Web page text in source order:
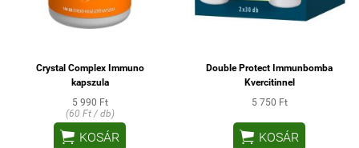
Crystal Complex Immuno
kapszula
5 990 Ft
(60 Ft / db)
 KOSÁR
Double Protect Immunbomba
Kvercitinnel
5 750 Ft
 KOSÁR